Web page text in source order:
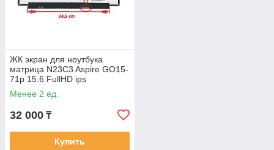
ЖК экран для ноутбука
матрица N23C3 Aspire GO15-
71p 15.6 FullHD ips
Менее 2 ед.
32 000 ₸
Купить